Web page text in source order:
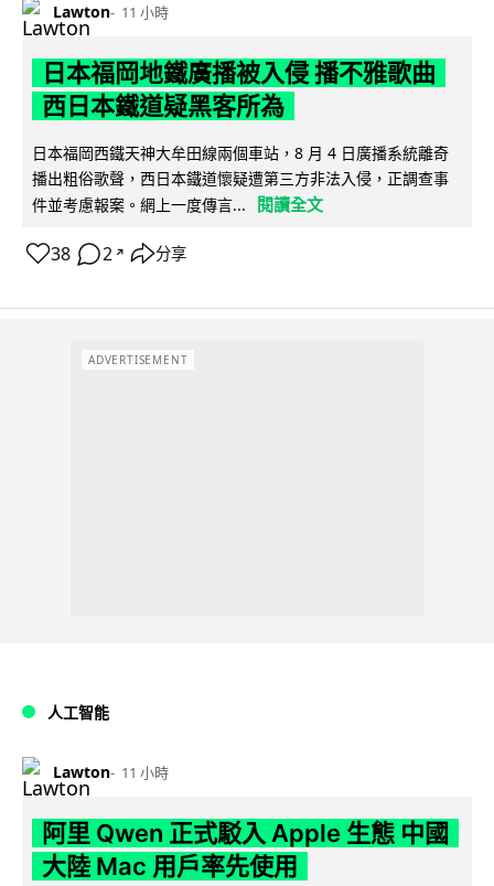
Lawton 11 小時
日本福岡地鐵廣播被入侵 播不雅歌曲
西日本鐵道疑黑客所為
日本福岡西鐵天神大牟田線兩個車站，8 月 4 日廣播系統離奇
播出粗俗歌聲，西日本鐵道懷疑遭第三方非法入侵，正調查事
件並考慮報案。網上一度傳言...
閱讀全文
38 2 ↗ 分享
ADVERTISEMENT
人工智能
Lawton 11 小時
阿里 Qwen 正式駁入 Apple 生態 中國
大陸 Mac 用戶率先使用